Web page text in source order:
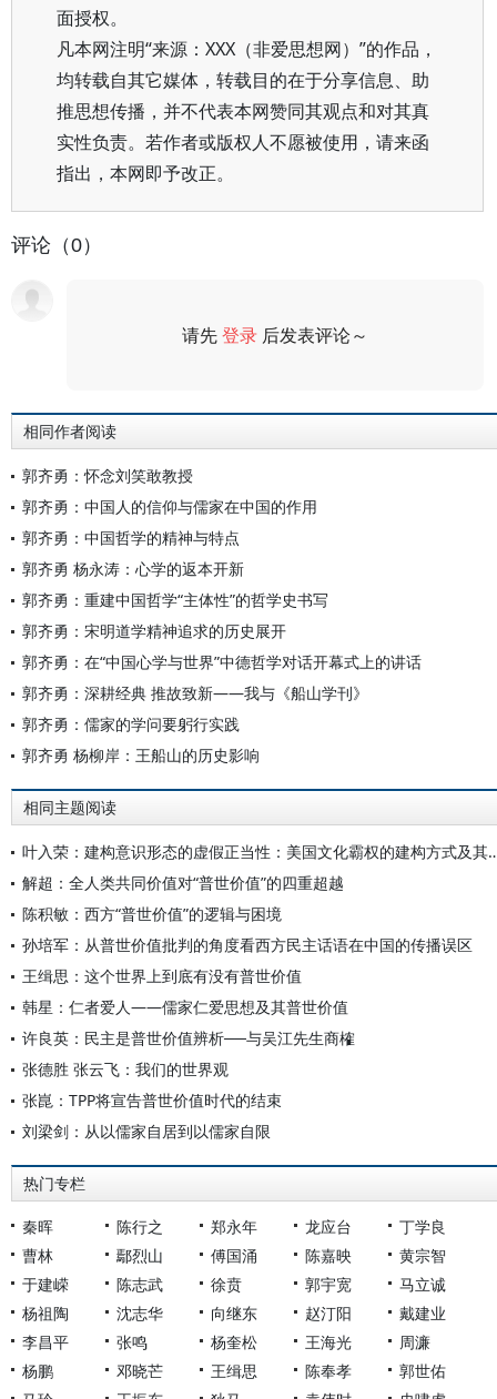
面授权。
凡本网注明“来源：XXX（非爱思想网）”的作品，
均转载自其它媒体，转载目的在于分享信息、助
推思想传播，并不代表本网赞同其观点和对其真
实性负责。若作者或版权人不愿被使用，请来函
指出，本网即予改正。
评论（0）
请先登录 后发表评论～
相同作者阅读
郭齐勇：怀念刘笑敢教授
郭齐勇：中国人的信仰与儒家在中国的作用
郭齐勇：中国哲学的精神与特点
郭齐勇 杨永涛：心学的返本开新
郭齐勇：重建中国哲学“主体性”的哲学史书写
郭齐勇：宋明道学精神追求的历史展开
郭齐勇：在“中国心学与世界”中德哲学对话开幕式上的讲话
郭齐勇：深耕经典 推故致新——我与《船山学刊》
郭齐勇：儒家的学问要躬行实践
郭齐勇 杨柳岸：王船山的历史影响
相同主题阅读
叶入荣：建构意识形态的虚假
解超：全人类共同价值对“普世价值”的四重超越
陈积敏：西方“普世价值”的逻辑与困境
孙培军：从普世价值批判的角度看西方民主话语在中国的传播误区
王缉思：这个世界上到底有没有普世价值
韩星：仁者爱人——儒家仁爱思想及其普世价值
许良英：民主是普世价值辨析──与吴江先生商榷
张德胜 张云飞：我们的世界观
张崑：TPP将宣告普世价值时代的结束
刘梁剑：从以儒家自居到以儒家自限
热门专栏
秦晖 陈行之 郑永年 龙应台
丁学良
曹林
鄢烈山 傅国涌 陈嘉映
黄宗智
于建嵘
陈志武 徐贲 郭宇宽
马立诚
杨祖陶
沈志华 向继东 赵汀阳
戴建业
李昌平
张鸣 杨奎松 王海光
周濂
杨鹏
邓晓芒 王缉思 陈奉孝
郭世佑